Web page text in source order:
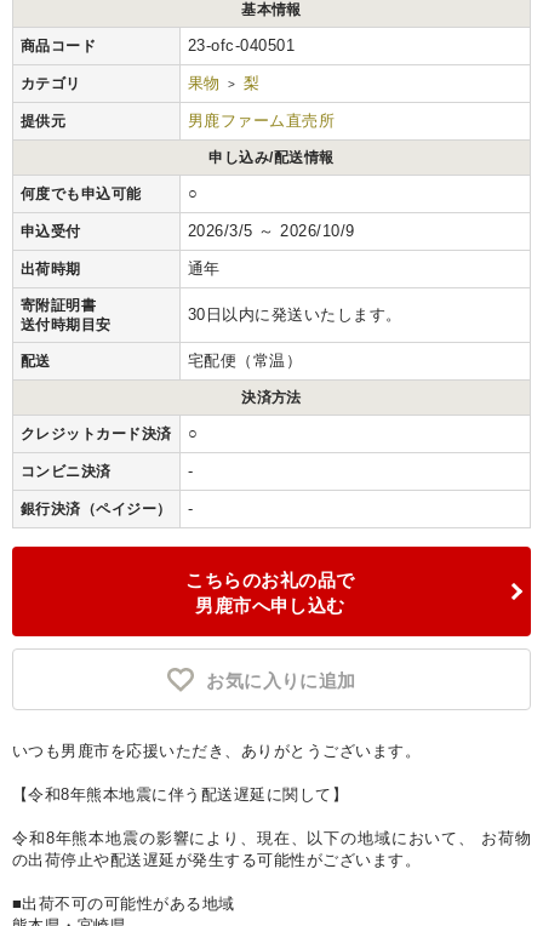
基本情報
商品コード 23-ofc-040501
カテゴリ 果物 > 梨
提供元 男鹿ファーム直売所
申し込み/配送情報
何度でも申込可能 ○
申込受付 2026/3/5 ～ 2026/10/9
出荷時期 通年
寄附証明書
送付時期目安
30日以内に発送いたします。
配送 宅配便（常温）
決済方法
クレジットカード決済 ○
コンビニ決済 -
銀行決済（ペイジー） -
こちらのお礼の品で
男鹿市へ申し込む
お気に入りに追加
いつも男鹿市を応援いただき、ありがとうございます。
【令和8年熊本地震に伴う配送遅延に関して】
令和8年熊本地震の影響により、現在、以下の地域において、 お荷物
の出荷停止や配送遅延が発生する可能性がございます。
■出荷不可の可能性がある地域